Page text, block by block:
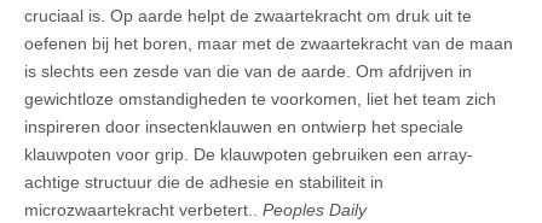
cruciaal is. Op aarde helpt de zwaartekracht om druk uit te
oefenen bij het boren, maar met de zwaartekracht van de maan
is slechts een zesde van die van de aarde. Om afdrijven in
gewichtloze omstandigheden te voorkomen, liet het team zich
inspireren door insectenklauwen en ontwierp het speciale
klauwpoten voor grip. De klauwpoten gebruiken een array-
achtige structuur die de adhesie en stabiliteit in
microzwaartekracht verbetert.. Peoples Daily